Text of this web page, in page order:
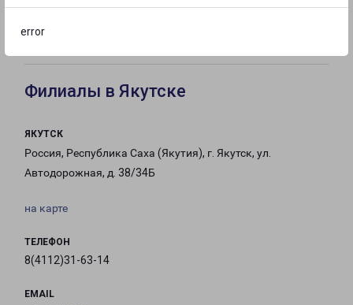
error
21:00
Филиалы в Якутске
ЯКУТСК
Россия, Республика Саха (Якутия), г. Якутск, ул.
Автодорожная, д. 38/34Б
на карте
ТЕЛЕФОН
8(4112)31-63-14
EMAIL